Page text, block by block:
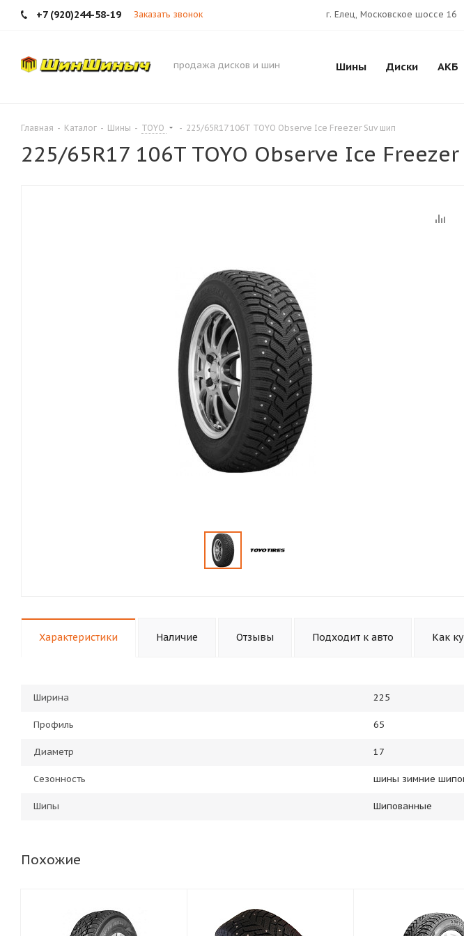
+7 (920)244-58-19 Заказать звонок г. Елец, Московское шоссе 16
продажа дисков и шин Шины Диски АКБ
Главная - Каталог - Шины - TOYO - 225/65R17 106T TOYO Observe Ice Freezer Suv шип
225/65R17 106T TOYO Observe Ice
Характеристики Наличие Отзывы Подходит к авто Как
Ширина 225
Профиль 65
Диаметр 17
Сезонность шины зимние
Шипы Шипованные
Похожие